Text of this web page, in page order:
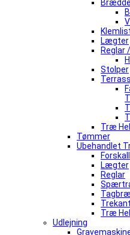
Lægter
Reglar
Stolper
Træ
Tømmer
Ubehandlet
Lægter
Reglar
Træ
Udlejning